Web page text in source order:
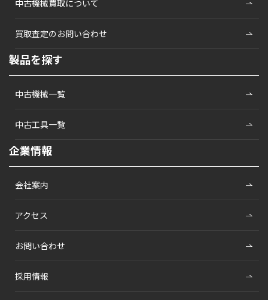
中古機械買取について
買取査定のお問い合わせ
製品を探す
中古機械一覧
中古工具一覧
企業情報
会社案内
アクセス
お問い合わせ
採用情報